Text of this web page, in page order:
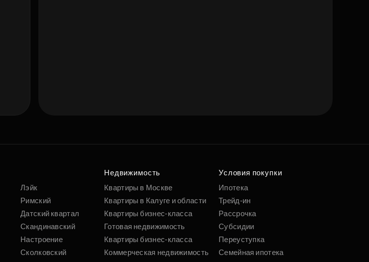
Лэйк
Римский
Датский квартал
Скандинавский
Настроение
Сколковский
Недвижимость
Квартиры в Москве
Квартиры в Калуге и области
Квартиры бизнес-класса
Готовая недвижимость
Квартиры бизнес-класса
Коммерческая недвижимость
Условия покупки
Ипотека
Трейд-ин
Рассрочка
Субсидии
Переуступка
Семейная ипотека